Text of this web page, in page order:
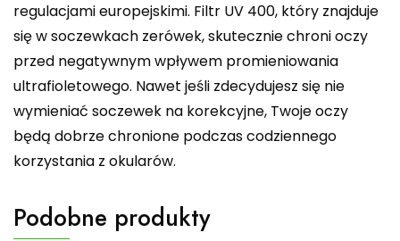
regulacjami europejskimi. Filtr UV 400, który znajduje
się w soczewkach zerówek, skutecznie chroni oczy
przed negatywnym wpływem promieniowania
ultrafioletowego. Nawet jeśli zdecydujesz się nie
wymieniać soczewek na korekcyjne, Twoje oczy
będą dobrze chronione podczas codziennego
korzystania z okularów.
Podobne produkty